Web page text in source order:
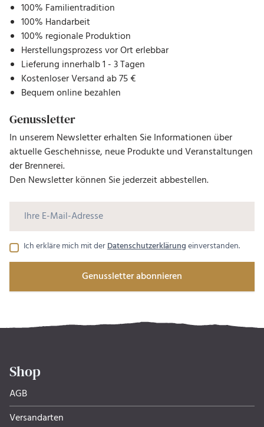
100% Familientradition
100% Handarbeit
100% regionale Produktion
Herstellungsprozess vor Ort erlebbar
Lieferung innerhalb 1 - 3 Tagen
Kostenloser Versand ab 75 €
Bequem online bezahlen
Genussletter
In unserem Newsletter erhalten Sie Informationen über
aktuelle Geschehnisse, neue Produkte und Veranstaltungen
der Brennerei.
Den Newsletter können Sie jederzeit abbestellen.
Ich erkläre mich mit derDatenschutzerklärungeinverstanden.
Genussletter abonnieren
Shop
AGB
Versandarten